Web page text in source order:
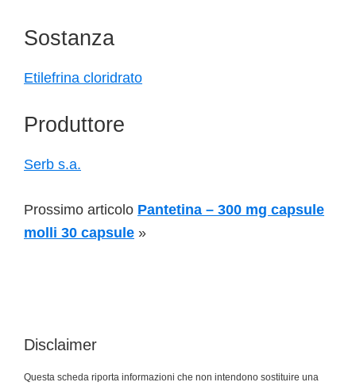
Sostanza
Etilefrina cloridrato
Produttore
Serb s.a.
Prossimo articolo Pantetina – 300 mg capsule
molli 30 capsule »
Disclaimer
Questa scheda riporta informazioni che non intendono sostituire una